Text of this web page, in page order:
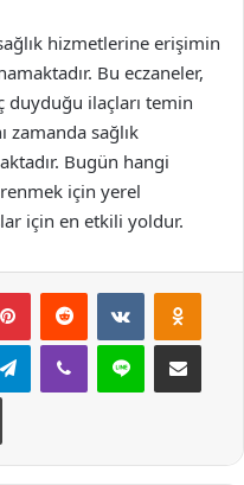
hizmetlerine erişimin
Bu eczaneler,
duyduğu ilaçları temin
zamanda sağlık
Bugün hangi
için yerel
için en etkili yoldur.
PinterestReddit VKontakte
TelegramViber Line E-Posta ile
Yazdır